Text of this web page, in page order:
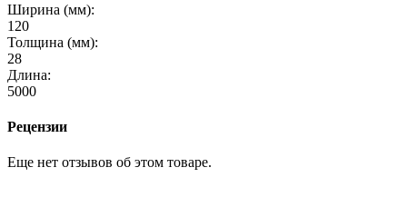
Ширина (мм):
120
Толщина (мм):
28
Длина:
5000
Рецензии
Еще нет отзывов об этом товаре.